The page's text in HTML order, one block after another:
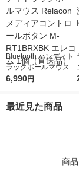
Bluetooth ハンディト
ラックボールマウス R
elacon メディアコン
個（直送品）
6,990円
最近見た商品
商